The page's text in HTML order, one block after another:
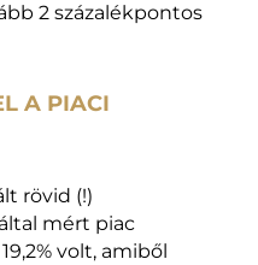
2 százalékpontos
A PIACI
rövid (!)
mért piac
volt, amiből